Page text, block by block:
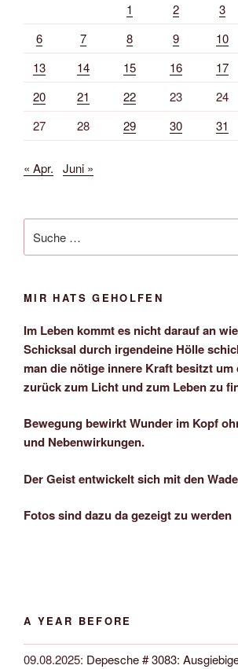
1 2 3
6
7 8 9 10
13
14 15 16 17
20
21 22 23 24
27
28 29 30 31
« Apr. Juni »
nach:
MIR HATS GEHOLFEN
Im Leben kommt es nicht darauf an
Schicksal durch irgendeine Hölle
man die nötige innere Kraft besitzt um
zurück zum Licht und zum Leben zu
Bewegung bewirkt Wunder im Kopf
und Nebenwirkungen.
Der Geist entwickelt sich mit den
Fotos sind dazu da gezeigt zu werden
A YEAR BEFORE
09.08.2025: Depesche # 3083: